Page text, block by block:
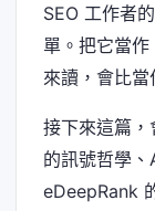
SEO 工作者
單。把它當
來讀，會比當
接下來這篇
的訊號哲學
eDeepRank